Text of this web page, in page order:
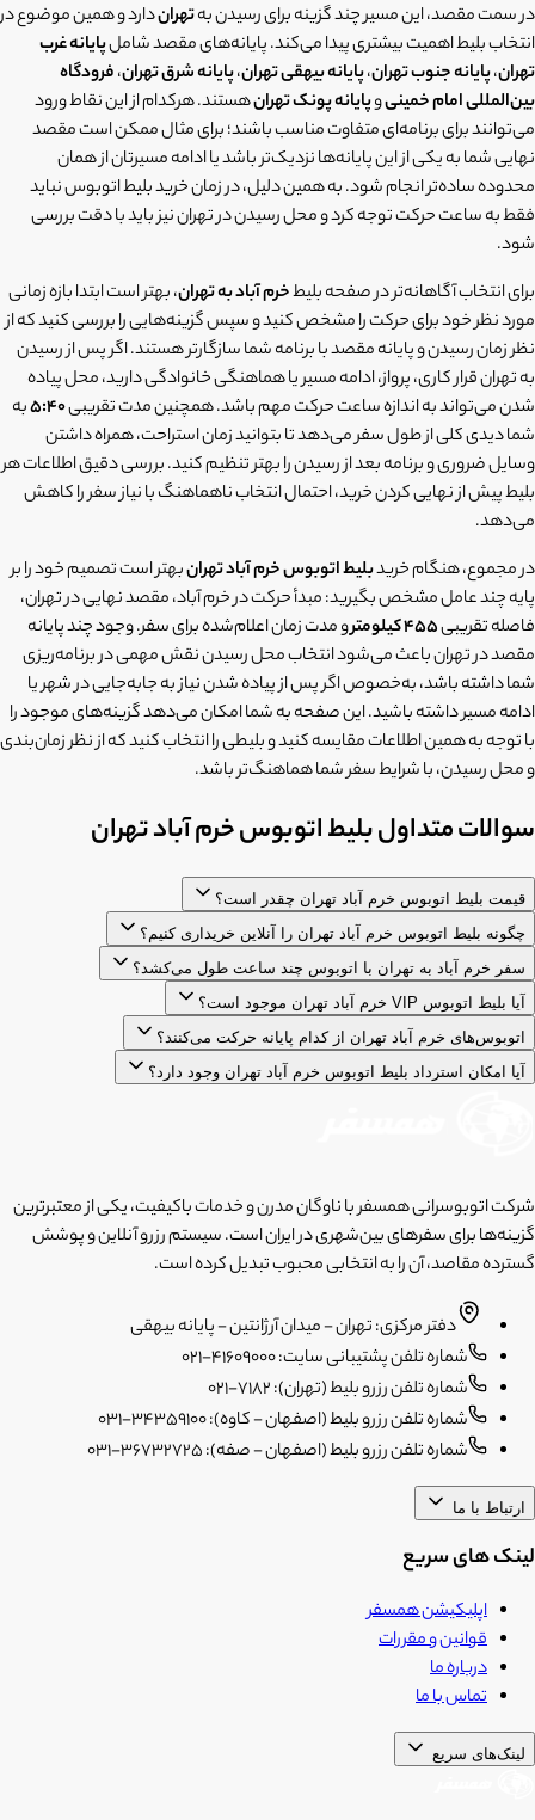
در سمت مقصد، این مسیر چند گزینه برای رسیدن بهتهراندارد و همین موضوع در
انتخاب بلیط اهمیت بیشتری پیدا می‌کند. پایانه‌های مقصد شاملپایانه غرب
تهران،پایانه جنوب تهران،پایانه بیهقی تهران،پایانه شرق تهران،فرودگاه
بین‌المللی امام خمینیوپایانه پونک تهرانهستند. هرکدام از این نقاط ورود
می‌توانند برای برنامه‌ای متفاوت مناسب باشند؛ برای مثال ممکن است مقصد
نهایی شما به یکی از این پایانه‌ها نزدیک‌تر باشد یا ادامه مسیرتان از همان
محدوده ساده‌تر انجام شود. به همین دلیل، در زمان خرید بلیط اتوبوس نباید
فقط به ساعت حرکت توجه کرد و محل رسیدن در تهران نیز باید با دقت بررسی
شود.
برای انتخاب آگاهانه‌تر در صفحه بلیطخرم آباد به تهران، بهتر است ابتدا بازه زمانی
مورد نظر خود برای حرکت را مشخص کنید و سپس گزینه‌هایی را بررسی کنید که از
نظر زمان رسیدن و پایانه مقصد با برنامه شما سازگارتر هستند. اگر پس از رسیدن
به تهران قرار کاری، پرواز، ادامه مسیر یا هماهنگی خانوادگی دارید، محل پیاده
شدن می‌تواند به اندازه ساعت حرکت مهم باشد. همچنین مدت تقریبی5:40به
شما دیدی کلی از طول سفر می‌دهد تا بتوانید زمان استراحت، همراه داشتن
وسایل ضروری و برنامه بعد از رسیدن را بهتر تنظیم کنید. بررسی دقیق اطلاعات هر
بلیط پیش از نهایی کردن خرید، احتمال انتخاب ناهماهنگ با نیاز سفر را کاهش
می‌دهد.
در مجموع، هنگام خریدبلیط اتوبوس خرم آباد تهرانبهتر است تصمیم خود را بر
پایه چند عامل مشخص بگیرید: مبدأ حرکت در خرم آباد، مقصد نهایی در تهران،
فاصله تقریبی455 کیلومتر
و مدت زمان اعلام‌شده برای سفر. وجود چند پایانه
مقصد در تهران باعث می‌شود انتخاب محل رسیدن نقش مهمی در برنامه‌ریزی
شما داشته باشد، به‌خصوص اگر پس از پیاده شدن نیاز به جابه‌جایی در شهر یا
ادامه مسیر داشته باشید. این صفحه به شما امکان می‌دهد گزینه‌های موجود را
با توجه به همین اطلاعات مقایسه کنید و بلیطی را انتخاب کنید که از نظر زمان‌بندی
و محل رسیدن، با شرایط سفر شما هماهنگ‌تر باشد.
سوالات متداول بلیط اتوبوس خرم آباد تهران
قیمت بلیط اتوبوس خرم آباد تهران چقدر است؟
چگونه بلیط اتوبوس خرم آباد تهران را آنلاین خریداری کنیم؟
سفر خرم آباد به تهران با اتوبوس چند ساعت طول می‌کشد؟
آیا بلیط اتوبوس VIP خرم آباد تهران موجود است؟
اتوبوس‌های خرم آباد تهران از کدام پایانه حرکت می‌کنند؟
آیا امکان استرداد بلیط اتوبوس خرم آباد تهران وجود دارد؟
شرکت اتوبوسرانی همسفر با ناوگان مدرن و خدمات باکیفیت، یکی از معتبرترین
گزینه‌ها برای سفرهای بین‌شهری در ایران است. سیستم رزرو آنلاین و پوشش
گسترده مقاصد، آن را به انتخابی محبوب تبدیل کرده است.
دفتر مرکزی: تهران - میدان آرژانتین - پایانه بیهقی
شماره تلفن پشتیبانی سایت: 41609000-021
شماره تلفن رزرو بلیط (تهران): 7182-021
شماره تلفن رزرو بلیط (اصفهان - کاوه): 34359100-031
شماره تلفن رزرو بلیط (اصفهان - صفه): 36732725-031
ارتباط با ما
لینک های سریع
اپلیکیشن همسفر
قوانین و مقررات
درباره ما
تماس با ما
لینک‌های سریع